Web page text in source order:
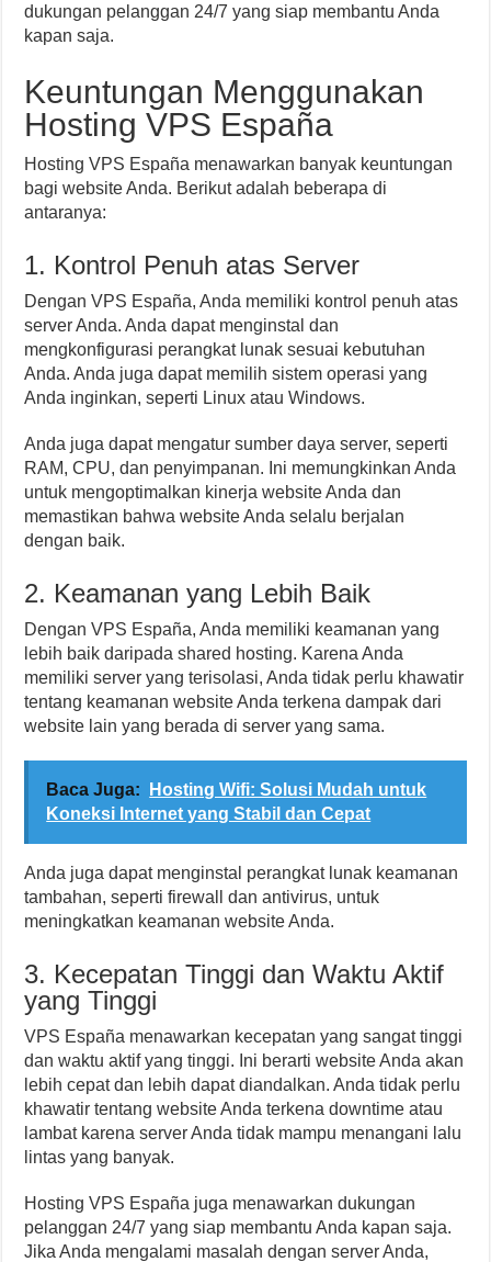
dukungan pelanggan 24/7 yang siap membantu Anda
kapan saja.
Keuntungan Menggunakan
Hosting VPS España
Hosting VPS España menawarkan banyak keuntungan
bagi website Anda. Berikut adalah beberapa di
antaranya:
1. Kontrol Penuh atas Server
Dengan VPS España, Anda memiliki kontrol penuh atas
server Anda. Anda dapat menginstal dan
mengkonfigurasi perangkat lunak sesuai kebutuhan
Anda. Anda juga dapat memilih sistem operasi yang
Anda inginkan, seperti Linux atau Windows.
Anda juga dapat mengatur sumber daya server, seperti
RAM, CPU, dan penyimpanan. Ini memungkinkan Anda
untuk mengoptimalkan kinerja website Anda dan
memastikan bahwa website Anda selalu berjalan
dengan baik.
2. Keamanan yang Lebih Baik
Dengan VPS España, Anda memiliki keamanan yang
lebih baik daripada shared hosting. Karena Anda
memiliki server yang terisolasi, Anda tidak perlu khawatir
tentang keamanan website Anda terkena dampak dari
website lain yang berada di server yang sama.
Baca Juga:
Hosting Wifi: Solusi Mudah untuk
Koneksi Internet yang Stabil dan Cepat
Anda juga dapat menginstal perangkat lunak keamanan
tambahan, seperti firewall dan antivirus, untuk
meningkatkan keamanan website Anda.
3. Kecepatan Tinggi dan Waktu Aktif
yang Tinggi
VPS España menawarkan kecepatan yang sangat tinggi
dan waktu aktif yang tinggi. Ini berarti website Anda akan
lebih cepat dan lebih dapat diandalkan. Anda tidak perlu
khawatir tentang website Anda terkena downtime atau
lambat karena server Anda tidak mampu menangani lalu
lintas yang banyak.
Hosting VPS España juga menawarkan dukungan
pelanggan 24/7 yang siap membantu Anda kapan saja.
Jika Anda mengalami masalah dengan server Anda,